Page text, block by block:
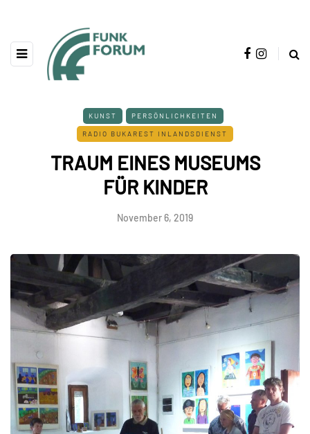
KUNST PERSÖNLICHKEITEN
RADIO BUKAREST INLANDSDIENST
TRAUM EINES MUSEUMS
FÜR KINDER
November 6, 2019